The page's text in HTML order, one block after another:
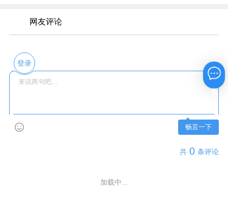
网友评论
登录
畅言一下
共 0 条评论
加载中...